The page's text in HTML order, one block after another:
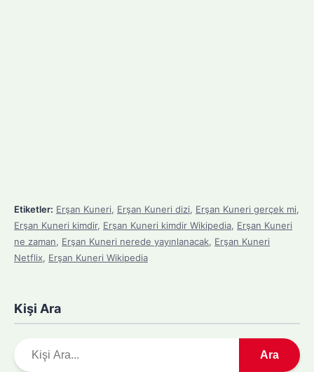
Etiketler: Erşan Kuneri, Erşan Kuneri dizi, Erşan Kuneri gerçek mi,
Erşan Kuneri kimdir, Erşan Kuneri kimdir Wikipedia, Erşan Kuneri
ne zaman, Erşan Kuneri nerede yayınlanacak, Erşan Kuneri
Netflix, Erşan Kuneri Wikipedia
Kişi Ara
r
Ara